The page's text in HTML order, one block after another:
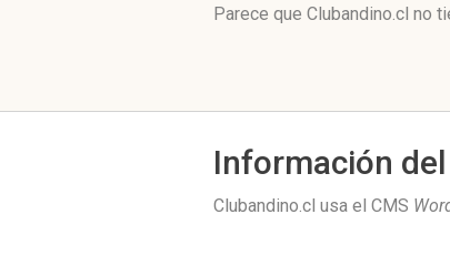
Parece que Clubandino.cl no
Información
Clubandino.cl usa el CMS